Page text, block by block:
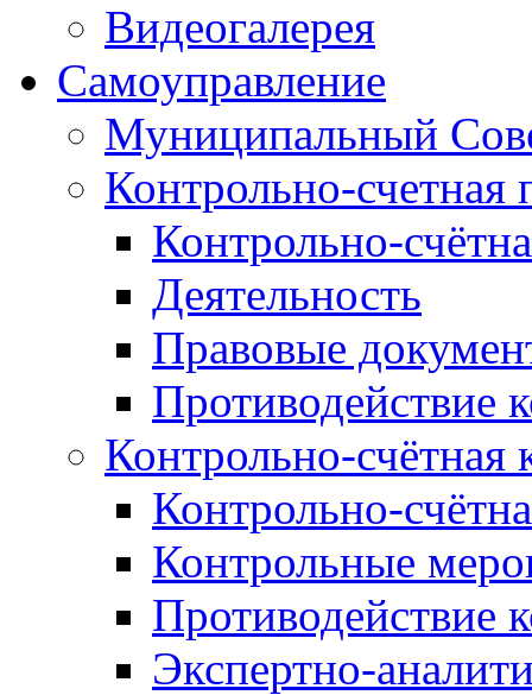
Видеогалерея
Самоуправление
Муниципальный
Контрольно-счетная
Контрольно-
Деятельность
Правовые
Противодействие
Контрольно-счётная
Контрольно-
Контрольные
Противодействие
Экспертно-